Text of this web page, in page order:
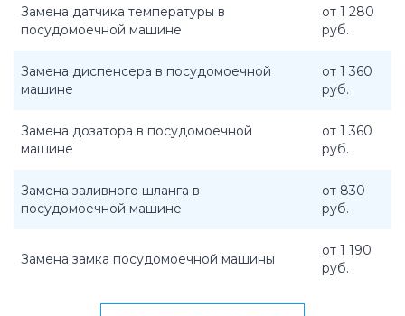
Замена датчика температуры в
посудомоечной машине
от 1 280
руб.
Замена диспенсера в посудомоечной
машине
от 1 360
руб.
Замена дозатора в посудомоечной
машине
от 1 360
руб.
Замена заливного шланга в
посудомоечной машине
от 830
руб.
Замена замка посудомоечной машины
от 1 190
руб.